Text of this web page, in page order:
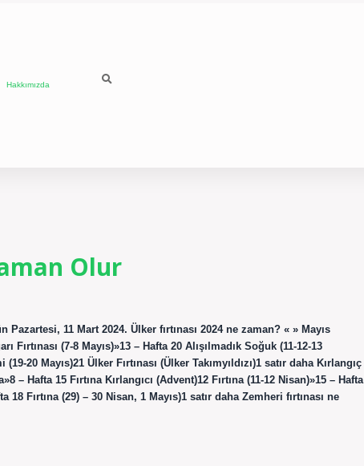
Hakkımızda
Olur
11 Mart 2024. Ülker fırtınası 2024 ne zaman? « » Mayıs
Fırtınası (7-8 Mayıs)»13 – Hafta 20 Alışılmadık Soğuk (11-12-13
20 Mayıs)21 Ülker Fırtınası (Ülker Takımyıldızı)1 satır daha Kırlangıç
– Hafta 15 Fırtına Kırlangıcı (Advent)12 Fırtına (11-12 Nisan)»15 – Hafta
Fırtına (29) – 30 Nisan, 1 Mayıs)1 satır daha Zemheri fırtınası ne